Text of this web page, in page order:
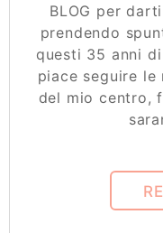
BLOG per
prendendo
questi 35 anni
piace seguire
del mio centro,